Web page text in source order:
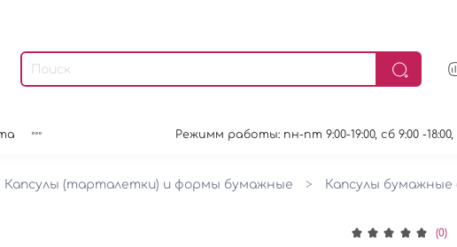
Режимм работы: пн-пт 9:00-19:00, сб 9:00 -18:00,
Капсулы (тарталетки) и формы бумажные Капсулы
(0)